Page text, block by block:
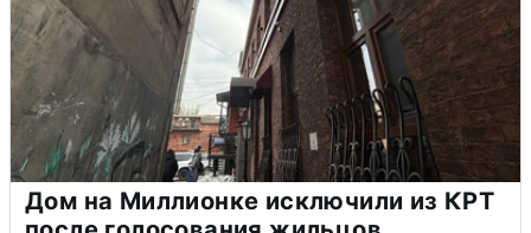
Дом на Миллионке исключили из КРТ